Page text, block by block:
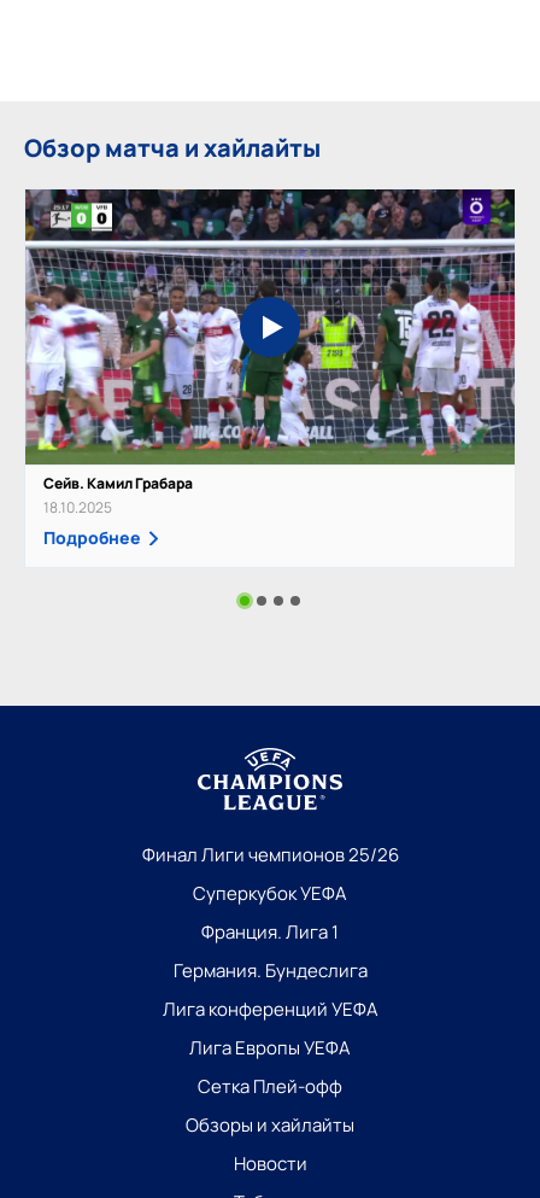
Обзор матча и хайлайты
Сейв. Камил Грабара
18.10.2025
Подробнее
Финал Лиги чемпионов 25/26
Суперкубок УЕФА
Франция. Лига 1
Германия. Бундеслига
Лига конференций УЕФА
Лига Европы УЕФА
Сетка Плей-офф
Обзоры и хайлайты
Новости